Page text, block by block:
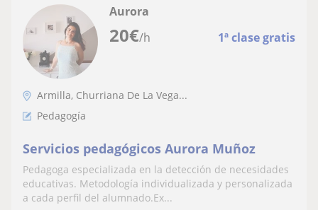
20€/h 1ª clase gratis
Aurora
Armilla, Churriana De La Vega...
Pedagogía
Servicios pedagógicos Aurora Muñoz
Pedagoga especializada en la detección de necesidades
educativas. Metodología individualizada y personalizada
a cada perfil del alumnado.Ex...